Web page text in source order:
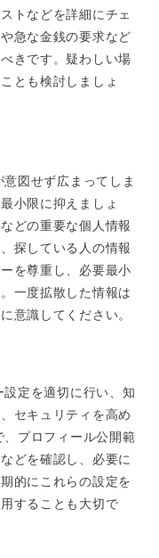
トなどを詳細にチェ
急な金銭の要求など
きです。疑わしい場
とも検討しましょ
図せず広まってしま
小限に抑えましょ
どの重要な個人情報
探している人の情報
を尊重し、必要最小
一度拡散した情報は
意識してください。
定を適切に行い、知
セキュリティを高め
プロフィール公開範
どを確認し、必要に
的にこれらの設定を
することも大切で